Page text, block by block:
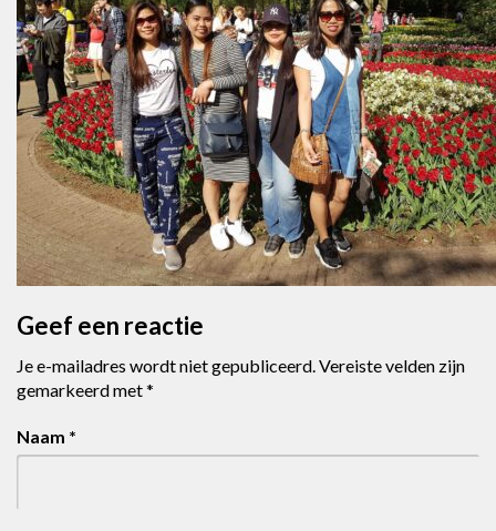
Geef een reactie
Je e-mailadres wordt niet gepubliceerd.Vereiste velden zijn
gemarkeerd met*
Naam *